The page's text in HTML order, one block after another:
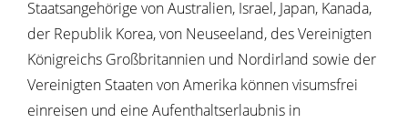
Staatsangehörige von Australien, Israel, Japan, Kanada,
der Republik Korea, von Neuseeland, des Vereinigten
Königreichs Großbritannien und Nordirland sowie der
Vereinigten Staaten von Amerika können visumsfrei
einreisen und eine Aufenthaltserlaubnis in